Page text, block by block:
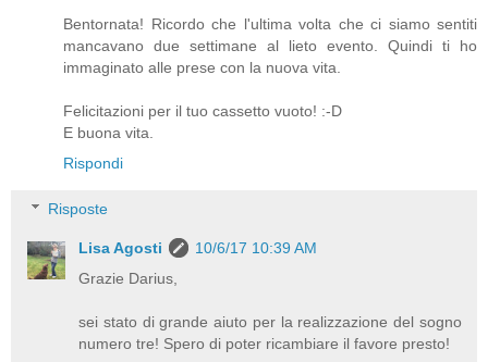
Bentornata! Ricordo che l'ultima volta che ci siamo sentiti
mancavano due settimane al lieto evento. Quindi ti ho
immaginato alle prese con la nuova vita.
Felicitazioni per il tuo cassetto vuoto! :-D
E buona vita.
Rispondi
Risposte
Lisa Agosti
10/6/17 10:39 AM
Grazie Darius,
sei stato di grande aiuto per la realizzazione del sogno
numero tre! Spero di poter ricambiare il favore presto!